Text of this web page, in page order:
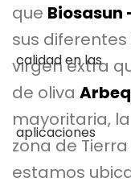
que Biosasun
sus
virgen extra
de oliva
mayoritaria,
zona de
estamos